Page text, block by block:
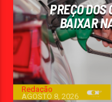
PREÇO DOS
BAIXAR
Redação
AGOSTO 8, 2026